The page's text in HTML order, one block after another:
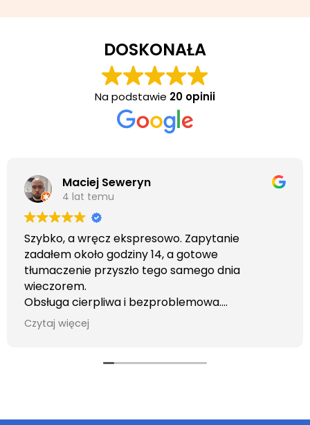
DOSKONAŁA
Na podstawie 20 opinii
Maciej Seweryn
4 lat temu
Szybko, a wręcz ekspresowo. Zapytanie
zadałem około godziny 14, a gotowe
tłumaczenie przyszło tego samego dnia
wieczorem.
Obsługa cierpliwa i bezproblemowa.
Otrzymałem wszelkie informacje i porady jaka
usługa będzie dla mnie najlepsza. Faktura także
Czytaj więcej